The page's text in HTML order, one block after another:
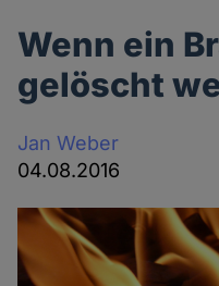
Wenn ein
gelöscht
Jan Weber
04.08.2016